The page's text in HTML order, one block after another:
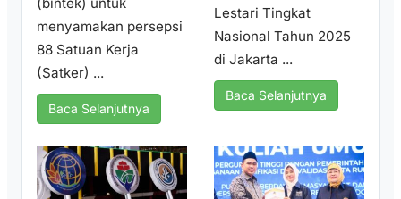
menyamakan persepsi
88 Satuan Kerja
(Satker) ...
Baca Selanjutnya
Lestari Tingkat
Nasional Tahun 2025
di Jakarta ...
Baca Selanjutnya